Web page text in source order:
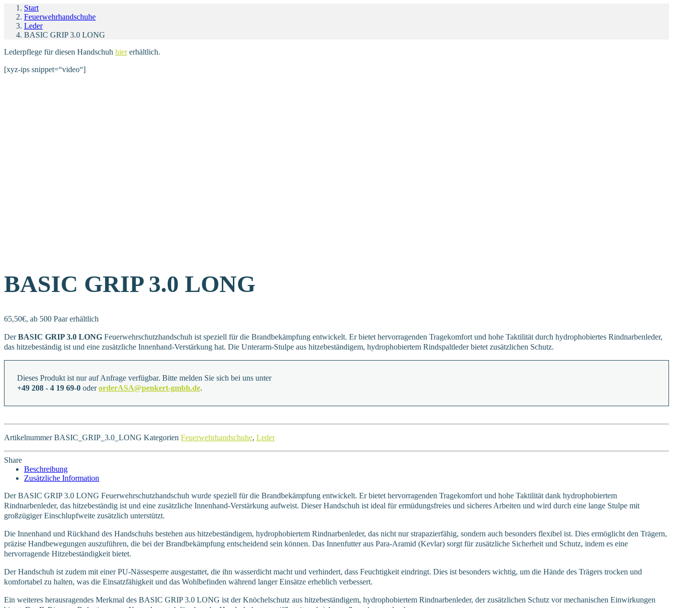
Start
Feuerwehrhandschuhe
Leder
BASIC GRIP 3.0 LONG
Lederpflege für diesen Handschuh hiererhältlich.
[xyz-ips snippet=“video“]
BASIC GRIP 3.0 LONG
65,50€, ab 500 Paar erhältlich
DerBASIC GRIP 3.0 LONG Feuerwehrschutzhandschuh ist speziell für die Brandbekämpfung entwickelt. Er bietet hervorragenden Tragekomfort und hohe Taktilität durch hydrophobiertes Rindnarbenleder,
das hitzebeständig ist und eine zusätzliche Innenhand-Verstärkung hat. Die Unterarm-Stulpe aus hitzebeständigem, hydrophobiertem Rindspaltleder bietet zusätzlichen Schutz.
Dieses Produkt ist nur auf Anfrage verfügbar. Bitte melden Sie sich bei uns unter
+49 208 - 4 19 69-0 oderorderASA@penkert-gmbh.de.
Artikelnummer BASIC_GRIP_3.0_LONG Kategorien Feuerwehrhandschuhe, Leder
Share
Beschreibung
Zusätzliche Information
Der BASIC GRIP 3.0 LONG Feuerwehrschutzhandschuh wurde speziell für die Brandbekämpfung entwickelt. Er bietet hervorragenden Tragekomfort und hohe Taktilität dank hydrophobiertem
Rindnarbenleder, das hitzebeständig ist und eine zusätzliche Innenhand-Verstärkung aufweist. Dieser Handschuh ist ideal für ermüdungsfreies und sicheres Arbeiten und wird durch eine lange Stulpe mit
großzügiger Einschlupfweite zusätzlich unterstützt.
Die Innenhand und Rückhand des Handschuhs bestehen aus hitzebeständigem, hydrophobiertem Rindnarbenleder, das nicht nur strapazierfähig, sondern auch besonders flexibel ist. Dies ermöglicht den Trägern,
präzise Handbewegungen auszuführen, die bei der Brandbekämpfung entscheidend sein können. Das Innenfutter aus Para-Aramid (Kevlar) sorgt für zusätzliche Sicherheit und Schutz, indem es eine
hervorragende Hitzebeständigkeit bietet.
Der Handschuh ist zudem mit einer PU-Nässesperre ausgestattet, die ihn wasserdicht macht und verhindert, dass Feuchtigkeit eindringt. Dies ist besonders wichtig, um die Hände des Trägers trocken und
komfortabel zu halten, was die Einsatzfähigkeit und das Wohlbefinden während langer Einsätze erheblich verbessert.
Ein weiteres herausragendes Merkmal des BASIC GRIP 3.0 LONG ist der Knöchelschutz aus hitzebeständigem, hydrophobiertem Rindnarbenleder, der zusätzlichen Schutz vor mechanischen Einwirkungen